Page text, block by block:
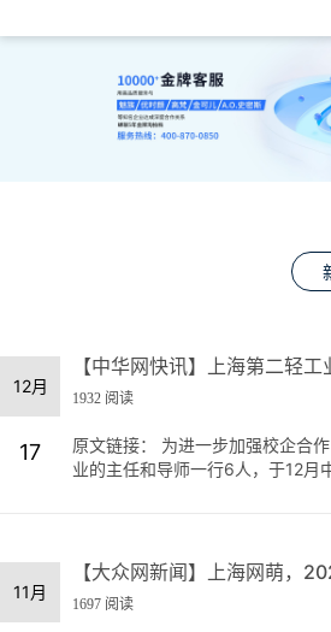
12月
17
【中华网快讯】上海第二轻
1932 阅读
原文链接： 为进一步加强校企合
业的主任和导师一行6人，于12月
11月
【大众网新闻】上海网萌，
1697 阅读